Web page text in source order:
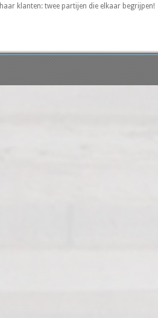
haar klanten: twee partijen die elkaar begrijpen!